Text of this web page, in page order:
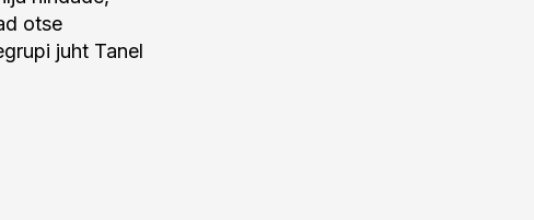
otse
juht Tanel